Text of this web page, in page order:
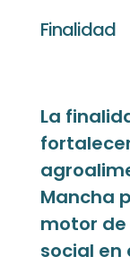
Finalidad
La
Mancha
motor
social en